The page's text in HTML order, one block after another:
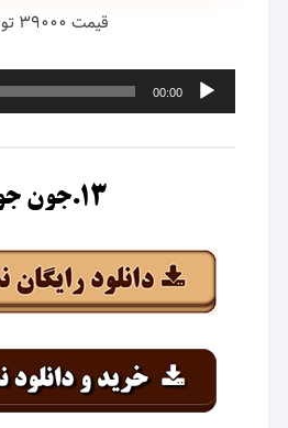
قیمت ۳۹۰۰۰ تومان
پخش‌کننده
صوت
00:00
۱۳.جون جون